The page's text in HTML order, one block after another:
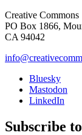
Creative Commons
PO Box 1866,
CA 94042
Bluesky
Mastodon
LinkedIn
Subscribe